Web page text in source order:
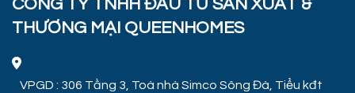
CÔNG TY TNHH ĐẦU TƯ SẢN XUẤT &
THƯƠNG MẠI QUEENHOMES
VPGD : 306 Tầng 3, Toà nhà Simco Sông Đà, Tiểu kđt